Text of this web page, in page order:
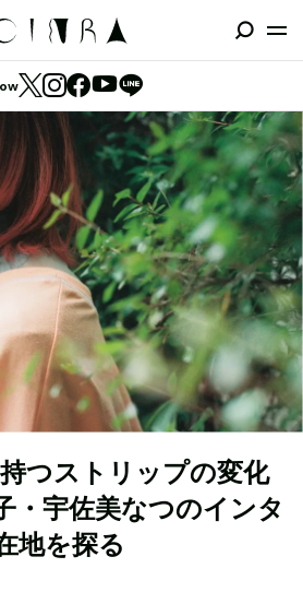
つストリップの変化
・宇佐美なつのインタ
地を探る